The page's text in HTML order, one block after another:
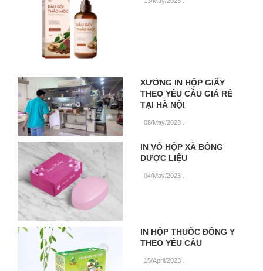
XƯỞNG IN HỘP GIẤY
THEO YÊU CẦU GIÁ RẺ
TẠI HÀ NỘI
08/May/2023
IN VỎ HỘP XÀ BÔNG
DƯỢC LIỆU
04/May/2023
IN HỘP THUỐC ĐÔNG Y
THEO YÊU CẦU
15/April/2023